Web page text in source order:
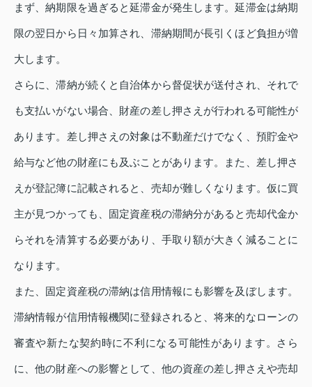
まず、納期限を過ぎると延滞金が発生します。延滞金は納期
限の翌日から日々加算され、滞納期間が長引くほど負担が増
大します。
さらに、滞納が続くと自治体から督促状が送付され、それで
も支払いがない場合、財産の差し押さえが行われる可能性が
あります。差し押さえの対象は不動産だけでなく、預貯金や
給与など他の財産にも及ぶことがあります。また、差し押さ
えが登記簿に記載されると、売却が難しくなります。仮に買
主が見つかっても、固定資産税の滞納分があると売却代金か
らそれを清算する必要があり、手取り額が大きく減ることに
なります。
また、固定資産税の滞納は信用情報にも影響を及ぼします。
滞納情報が信用情報機関に登録されると、将来的なローンの
審査や新たな契約時に不利になる可能性があります。さら
に、他の財産への影響として、他の資産の差し押さえや売却